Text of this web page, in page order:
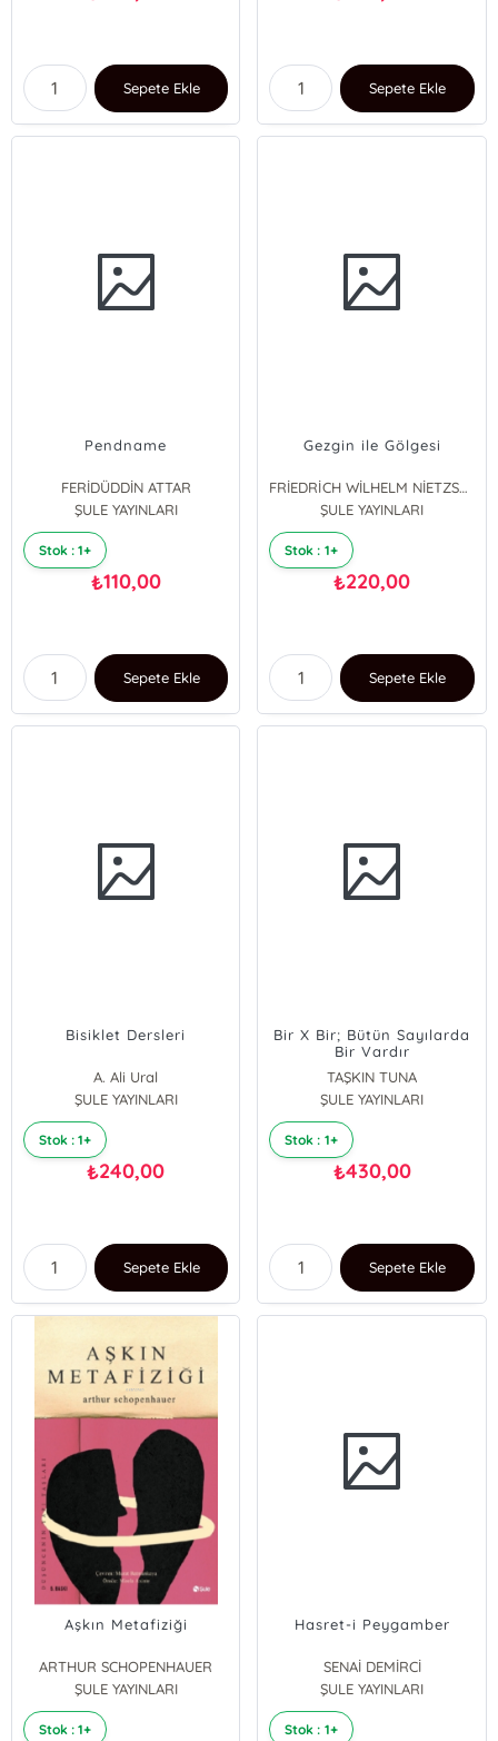
Sepete Ekle Sepete Ekle
Pendname
FERİDÜDDİN ATTAR
ŞULE YAYINLARI
Stok : 1+
₺110,00
Sepete Ekle
Gezgin ile Gölgesi
FRİEDRİCH WİLHELM NİETZSCHE
ŞULE YAYINLARI
Stok : 1+
₺220,00
Sepete Ekle
Bisiklet Dersleri
A. Ali Ural
ŞULE YAYINLARI
Stok : 1+
₺240,00
Sepete Ekle
Bir X Bir; Bütün Sayılarda
Bir Vardır
TAŞKIN TUNA
ŞULE YAYINLARI
Stok : 1+
₺430,00
Sepete Ekle
Aşkın Metafiziği
ARTHUR SCHOPENHAUER
ŞULE YAYINLARI
Stok : 1+
Hasret-i Peygamber
SENAİ DEMİRCİ
ŞULE YAYINLARI
Stok : 1+